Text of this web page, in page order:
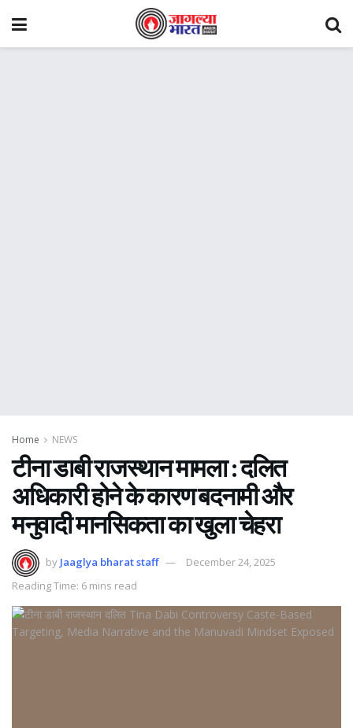
Home NEWS
टीना डाबी राजस्थान मामला : दलित
अधिकारी होने के कारण बदनामी और
मनुवादी मानसिकता का खुला चेहरा
by Jaaglya bharat staff
December 24, 2025
Reading Time: 6 mins read